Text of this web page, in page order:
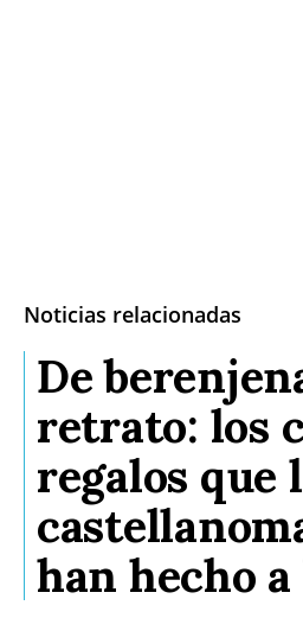
Noticias relacionadas
De
retrato: los
regalos que
han hecho